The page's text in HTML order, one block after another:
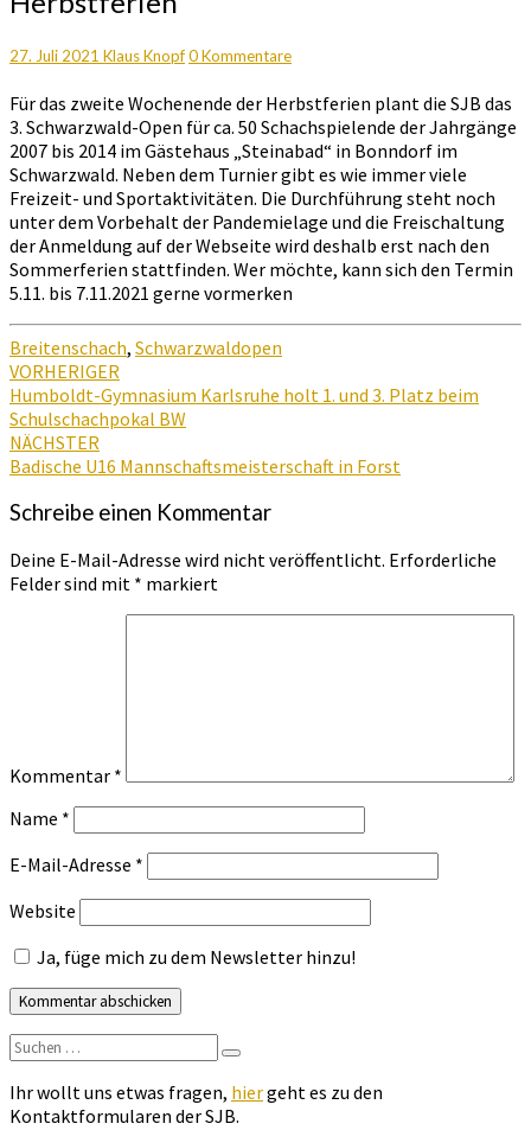
in
Herbstferien
27. Juli 2021 Klaus KnopfKommentare
0 Kommentare
Für das zweite Wochenende der Herbstferien plant die SJB das
3. Schwarzwald-Open für ca. 50 Schachspielende der Jahrgänge
2007 bis 2014 im Gästehaus „Steinabad“ in Bonndorf im
Schwarzwald. Neben dem Turnier gibt es wie immer viele
Freizeit- und Sportaktivitäten. Die Durchführung steht noch
unter dem Vorbehalt der Pandemielage und die Freischaltung
der Anmeldung auf der Webseite wird deshalb erst nach den
Sommerferien stattfinden. Wer möchte, kann sich den Termin
5.11. bis 7.11.2021 gerne vormerken
Breitenschach, Schwarzwaldopen
Beitragsnavigation
VORHERIGER
Humboldt-Gymnasium Karlsruhe holt 1. und 3. Platz beim
Schulschachpokal BW
NÄCHSTER
Badische U16 Mannschaftsmeisterschaft in Forst
Schreibe einen Kommentar
Deine E-Mail-Adresse wird nicht veröffentlicht. Erforderliche
Felder sind mit * markiert
Kommentar *
Name *
E-Mail-Adresse *
Website
Ja, füge mich zu dem Newsletter hinzu!
Suchen
nach:
Suchen
Ihr wollt uns etwas fragen, hiergeht es zu den
Kontaktformularen der SJB.